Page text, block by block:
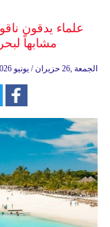
علماء يدقون
مشابهاً
05:22 2026 الجمعة ,26 حزيران / يونيو